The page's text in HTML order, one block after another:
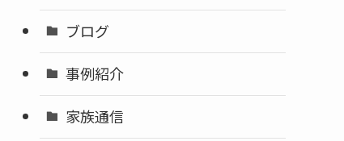
ブログ
事例紹介
家族通信